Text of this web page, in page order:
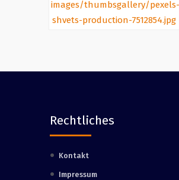
Rechtliches
Kontakt
Impressum